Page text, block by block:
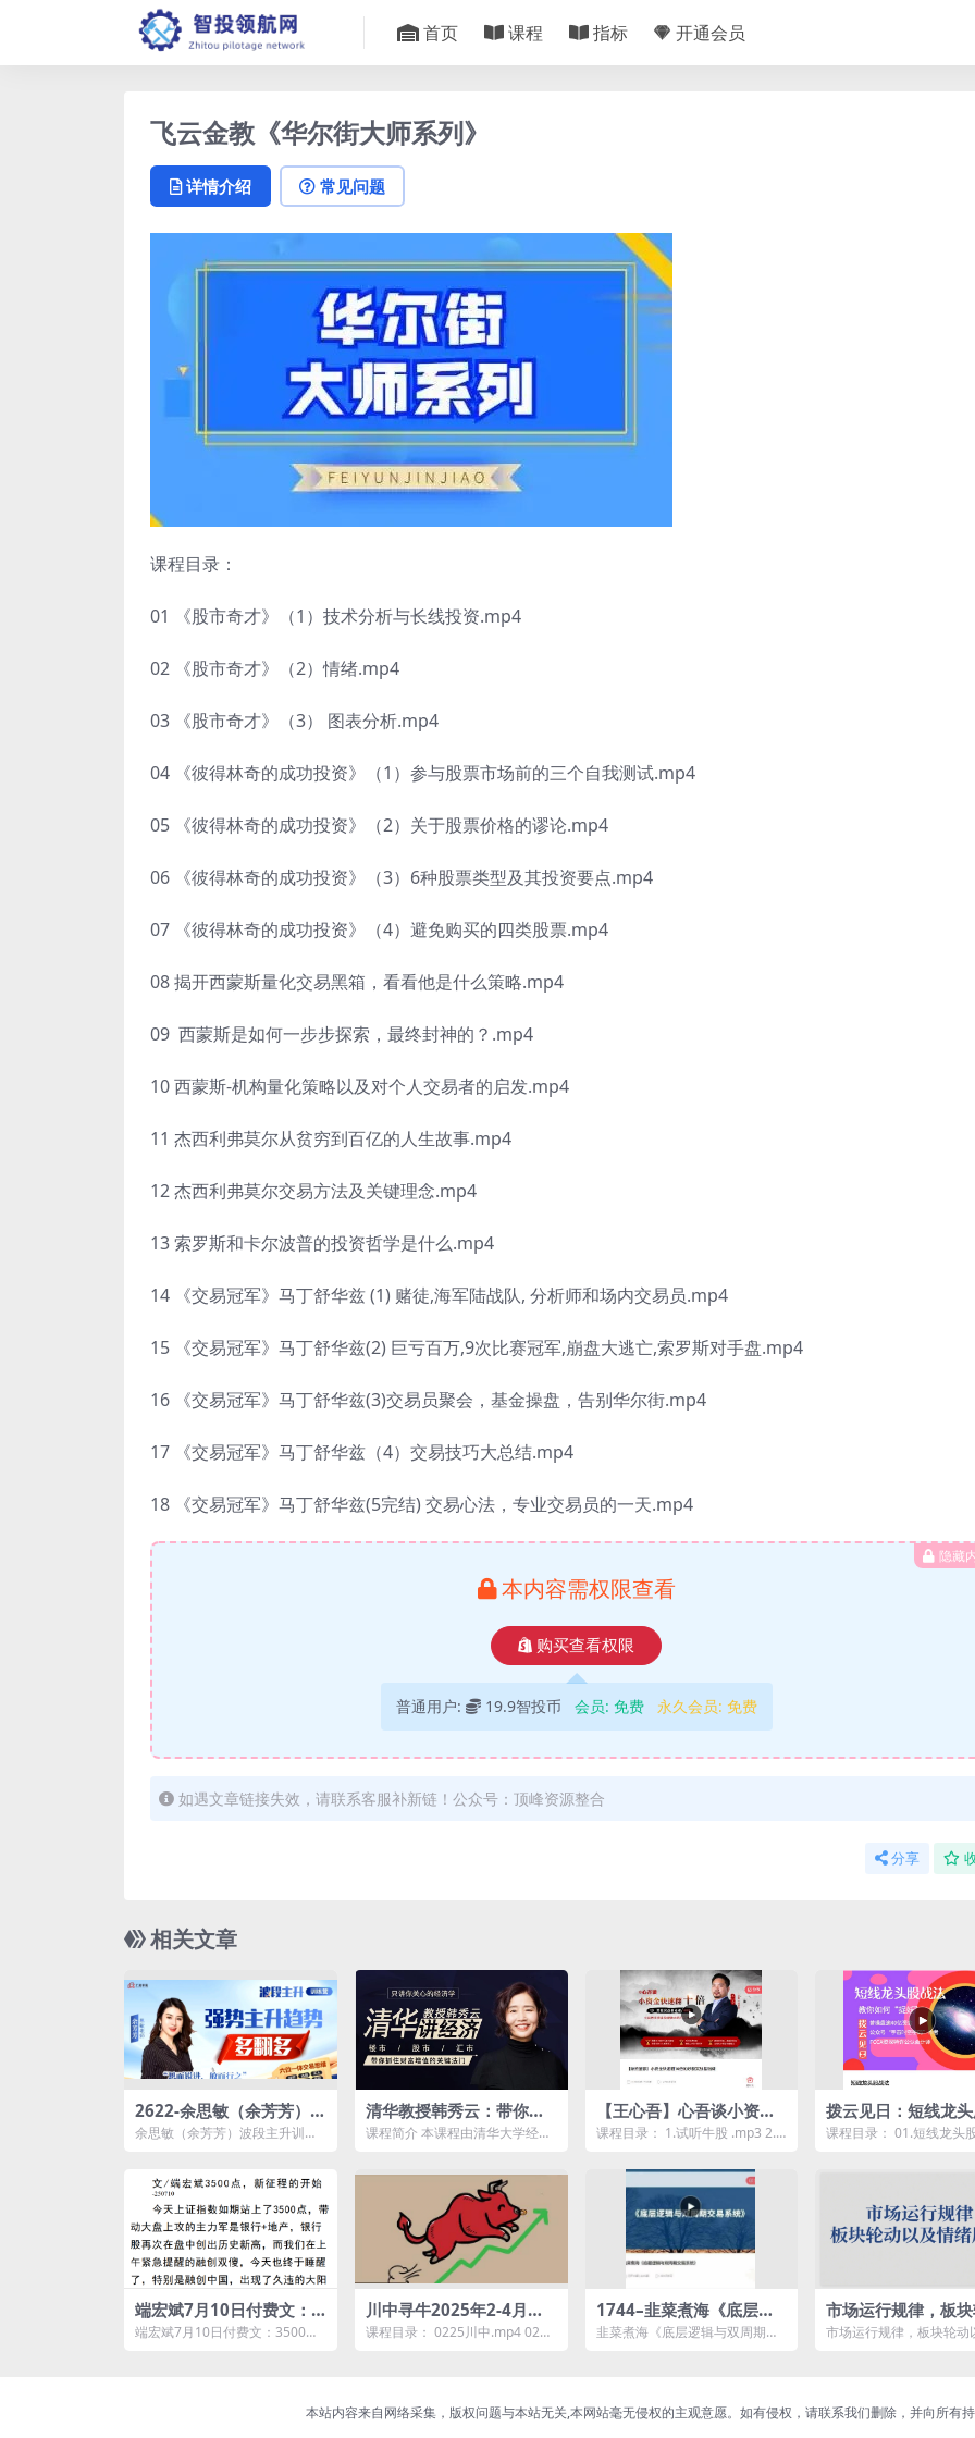
首页 课程 指标 开通会员
飞云金教《华尔街大师系列》
详情介绍 常见问题
课程目录：
01 《股市奇才》（1）技术分析与长线投资.mp4
02 《股市奇才》（2）情绪.mp4
03 《股市奇才》（3） 图表分析.mp4
04 《彼得林奇的成功投资》（1）参与股票市场前的三个自我测试.mp4
05 《彼得林奇的成功投资》（2）关于股票价格的谬论.mp4
06 《彼得林奇的成功投资》（3）6种股票类型及其投资要点.mp4
07 《彼得林奇的成功投资》（4）避免购买的四类股票.mp4
08 揭开西蒙斯量化交易黑箱，看看他是什么策略.mp4
09 西蒙斯是如何一步步探索，最终封神的？.mp4
10 西蒙斯-机构量化策略以及对个人交易者的启发.mp4
11 杰西利弗莫尔从贫穷到百亿的人生故事.mp4
12 杰西利弗莫尔交易方法及关键理念.mp4
13 索罗斯和卡尔波普的投资哲学是什么.mp4
14 《交易冠军》马丁舒华兹 (1) 赌徒,海军陆战队, 分析师和场内交易员.mp4
15 《交易冠军》马丁舒华兹(2) 巨亏百万,9次比赛冠军,崩盘大逃亡,索罗斯对手盘.mp4
16 《交易冠军》马丁舒华兹(3)交易员聚会，基金操盘，告别华尔街.mp4
17 《交易冠军》马丁舒华兹（4）交易技巧大总结.mp4
18 《交易冠军》马丁舒华兹(5完结) 交易心法，专业交易员的一天.mp4
隐藏
本内容需权限查看
购买查看权限
普通用户: 19.9智投币 会员: 免费 永久会员: 免费
如遇文章链接失效，请联系客服补新链！公众号：顶峰资源整合
分享
相关文章
2622-余思敏（余芳芳）
波段主升训练营公开课-20
余思敏（余芳芳）波段主升训练
清华教授韩秀云：带你抓
住财富增值的关键法门
课程简介 本课程由清华大学经济
【王心吾】心吾谈小资金
快速翻10倍的炒股实战基
课程目录： 1.试听牛股 .mp3 2.
思想 .mp...
拨云见日：短线龙头
法，教你如何“捉妖”
课程目录： 01.短线龙头
端宏斌7月10日付费文：3
500点，新征程的开始
端宏斌7月10日付费文：3500
川中寻牛2025年2-4月底
牛哥训练营视频
课程目录： 0225川中.mp4 0227
1744–韭菜煮海《底层逻
辑与双周期交易系统》音
韭菜煮海《底层逻辑与双周期交
市场运行规律，板块
以及情绪周期
市场运行规律，板块轮动
本站内容来自网络采集，版权问题与本站无关,本网站毫无侵权的主观意愿。如有侵权，请联系我们删除，并向所有